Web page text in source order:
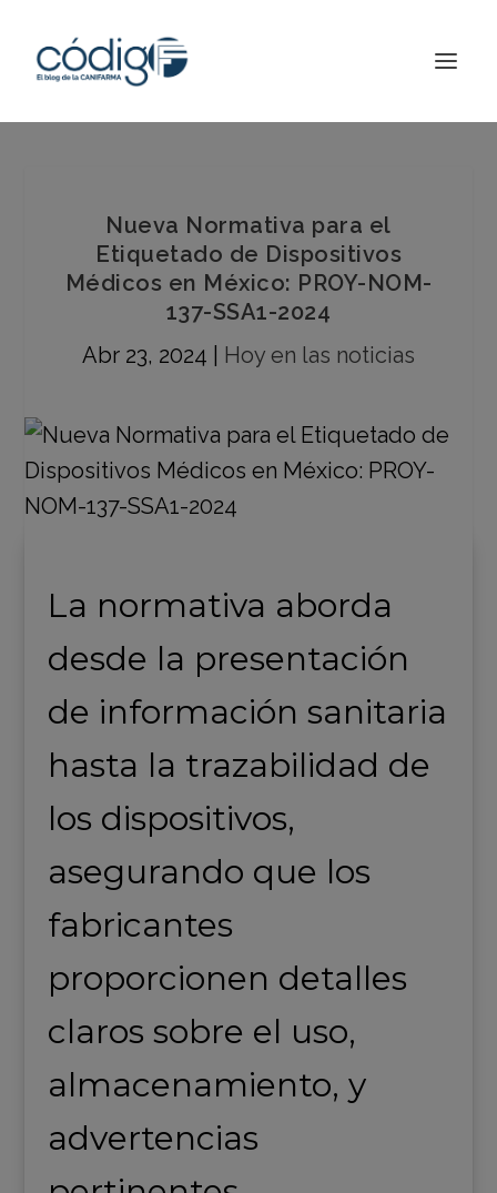
Nueva Normativa para el
Etiquetado de Dispositivos
Médicos en México: PROY-NOM-
137-SSA1-2024
Abr 23, 2024
Hoy en las noticias
La normativa aborda
desde la presentación
de información sanitaria
hasta la trazabilidad de
los dispositivos,
asegurando que los
fabricantes
proporcionen detalles
claros sobre el uso,
almacenamiento, y
advertencias